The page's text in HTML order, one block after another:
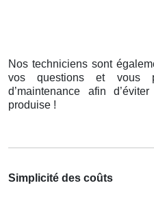
Nos techniciens sont
vos questions et vous
d’maintenance afin
produise !
Simplicité des coûts